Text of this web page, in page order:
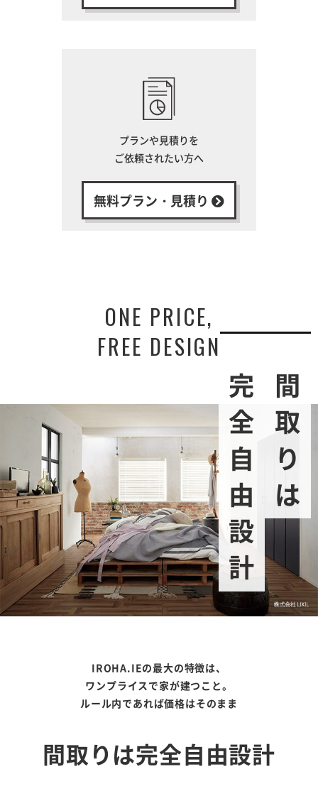
プランや見積りを
ご依頼されたい方へ
無料プラン・見積り
ONE PRICE,
FREE DESIGN
間取りは
完全自由設計
IROHA.IEの最大の特徴は、
ワンプライスで家が建つこと。
ルール内であれば価格はそのまま
間取りは完全自由設計